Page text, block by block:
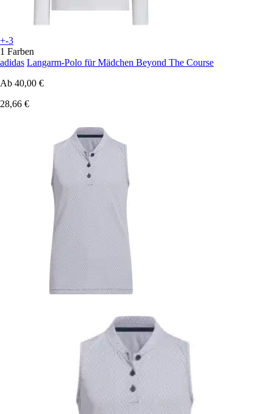
+-3
1 Farben
adidas Langarm-Polo für Mädchen Beyond The Course
Ab 40,00 €
28,66 €